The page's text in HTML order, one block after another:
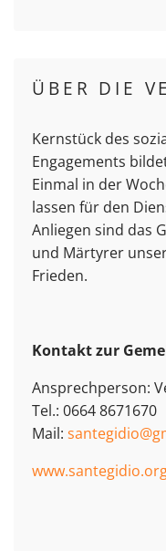
ÜBER DIE
Kernstück des
Engagements
Einmal in der
lassen für den
Anliegen sind das
und Märtyrer
Frieden.
Kontakt zur
Ansprechperson:
Tel.: 0664 8671670
Mail: